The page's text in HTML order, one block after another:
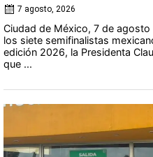
7 agosto, 2026
Ciudad de México, 7 de
los siete semifinalistas
edición 2026, la Presidenta
que ...